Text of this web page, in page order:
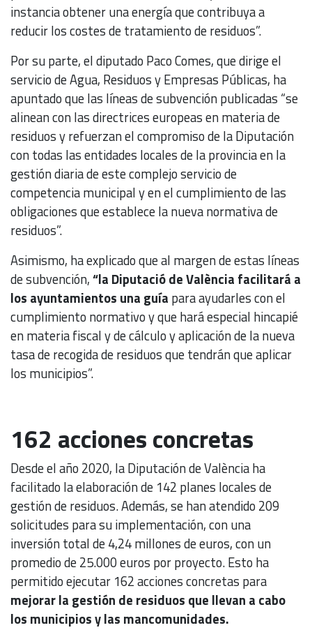
instancia obtener una energía que contribuya a
reducir los costes de tratamiento de residuos”.
Por su parte, el diputado Paco Comes, que dirige el
servicio de Agua, Residuos y Empresas Públicas, ha
apuntado que las líneas de subvención publicadas “se
alinean con las directrices europeas en materia de
residuos y refuerzan el compromiso de la Diputación
con todas las entidades locales de la provincia en la
gestión diaria de este complejo servicio de
competencia municipal y en el cumplimiento de las
obligaciones que establece la nueva normativa de
residuos”.
Asimismo, ha explicado que al margen de estas líneas
de subvención,“la Diputació de València facilitará a
los ayuntamientos una guía para ayudarles con el
cumplimiento normativo y que hará especial hincapié
en materia fiscal y de cálculo y aplicación de la nueva
tasa de recogida de residuos que tendrán que aplicar
los municipios”.
162 acciones concretas
Desde el año 2020, la Diputación de València ha
facilitado la elaboración de 142 planes locales de
gestión de residuos. Además, se han atendido 209
solicitudes para su implementación, con una
inversión total de 4,24 millones de euros, con un
promedio de 25.000 euros por proyecto. Esto ha
permitido ejecutar 162 acciones concretas para
mejorar la gestión de residuos que llevan a cabo
los municipios y las mancomunidades.